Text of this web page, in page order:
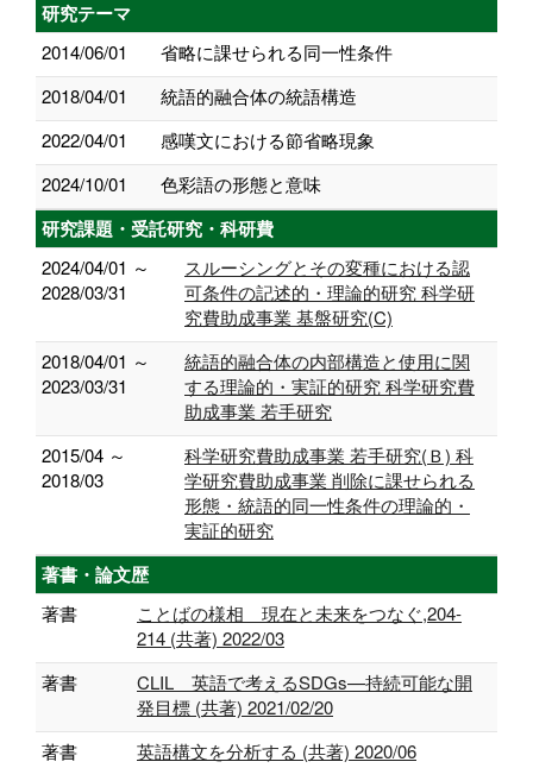
研究テーマ
2014/06/01
省略に課せられる同一性条件
2018/04/01
統語的融合体の統語構造
2022/04/01
感嘆文における節省略現象
2024/10/01
色彩語の形態と意味
研究課題・受託研究・科研費
2024/04/01 ～
2028/03/31
スルーシングとその変種における認
可条件の記述的・理論的研究 科学研
究費助成事業 基盤研究(C)
2018/04/01 ～
2023/03/31
統語的融合体の内部構造と使用に関
する理論的・実証的研究 科学研究費
助成事業 若手研究
2015/04 ～
2018/03
科学研究費助成事業 若手研究(Ｂ) 科
学研究費助成事業 削除に課せられる
形態・統語的同一性条件の理論的・
実証的研究
著書・論文歴
著書
ことばの様相 現在と未来をつなぐ,204-
214 (共著) 2022/03
著書
CLIL 英語で考えるSDGs—持続可能な開
発目標 (共著) 2021/02/20
著書
英語構文を分析する (共著) 2020/06